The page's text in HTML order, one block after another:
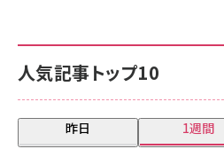
人気記事トップ10
昨日 1週間